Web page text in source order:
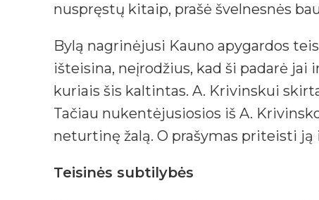
nuspręstų kitaip, prašė švelnesnės
Bylą nagrinėjusi Kauno apygardos
išteisina, neįrodžius, kad ši padarė
kuriais šis kaltintas. A. Krivinskui
Tačiau nukentėjusiosios iš A.
neturtinę žalą. O prašymas priteisti
Teisinės subtilybės